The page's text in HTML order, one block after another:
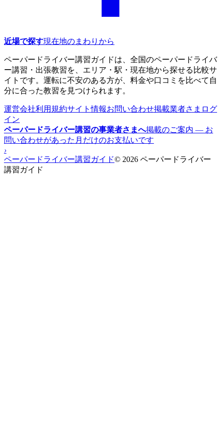
近場で探す現在地のまわりから
ペーパードライバー講習ガイドは、全国のペーパードライバ
ー講習・出張教習を、エリア・駅・現在地から探せる比較サ
イトです。運転に不安のある方が、料金や口コミを比べて自
分に合った教習を見つけられます。
運営会社利用規約サイト情報お問い合わせ掲載業者さまログ
イン
ペーパードライバー講習の事業者さまへ掲載のご案内 — お
問い合わせがあった月だけのお支払いです
›
ペーパードライバー講習ガイド© 2026 ペーパードライバー
講習ガイド